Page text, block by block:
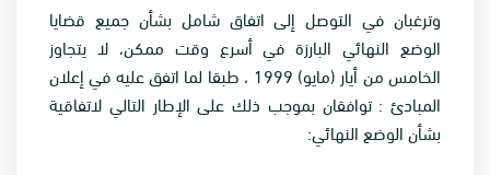
وترغبان في التوصل إلى اتفاق شامل بشأن جميع قضايا
الوضع النهائي البارزة في أسرع وقت ممكن، لا يتجاوز
الخامس من أيار (مايو) 1999 ، طبقا لما اتفق عليه في إعلان
المبادئ : توافقان بموجب ذلك على الإطار التالي لاتفاقية
بشأن الوضع النهائي: